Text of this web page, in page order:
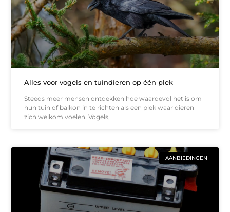
Alles voor vogels en tuindieren op één plek
Steeds meer mensen ontdekken hoe waardevol het is om
hun tuin of balkon in te richten als een plek waar dieren
zich welkom voelen. Vogels,
AANBIEDINGEN